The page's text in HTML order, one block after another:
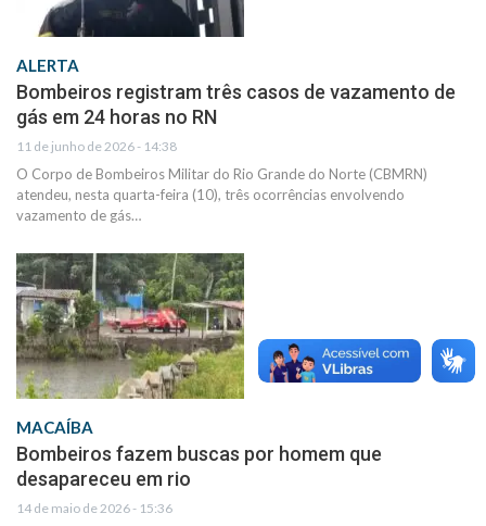
ALERTA
Bombeiros registram três casos de vazamento de
gás em 24 horas no RN
11 de junho de 2026 - 14:38
O Corpo de Bombeiros Militar do Rio Grande do Norte (CBMRN)
atendeu, nesta quarta-feira (10), três ocorrências envolvendo
vazamento de gás…
MACAÍBA
Bombeiros fazem buscas por homem que
desapareceu em rio
14 de maio de 2026 - 15:36